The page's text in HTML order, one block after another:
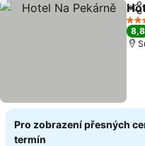
3
8,8
Pro zobrazení přesných
termín